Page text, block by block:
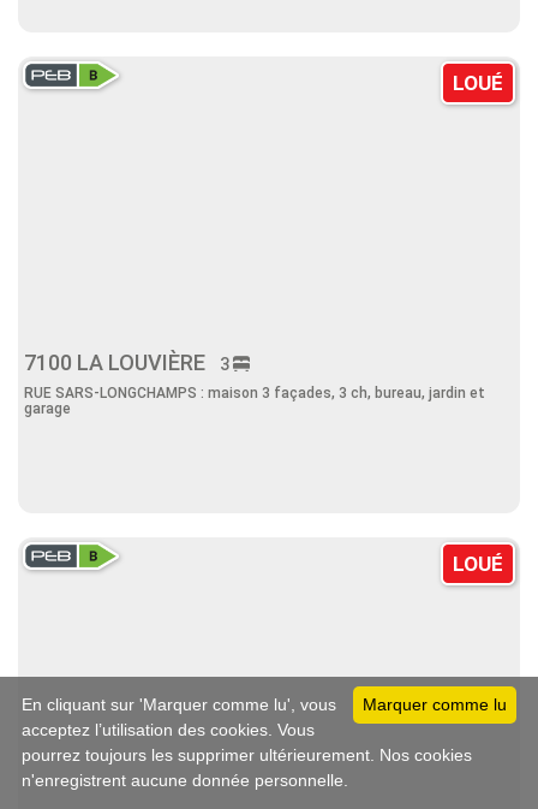
LOUÉ
7100 LA LOUVIÈRE 3
RUE SARS-LONGCHAMPS : maison 3 façades, 3 ch, bureau, jardin et
garage
LOUÉ
Marquer comme lu
En cliquant sur 'Marquer comme lu', vous
acceptez l’utilisation des cookies. Vous
pourrez toujours les supprimer ultérieurement. Nos cookies
n'enregistrent aucune donnée personnelle.